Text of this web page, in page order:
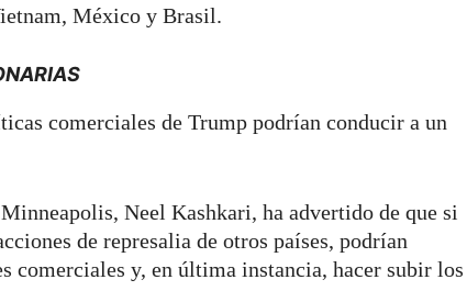
México y Brasil.
comerciales de Trump podrían conducir a un
Neel Kashkari, ha advertido de que si
de represalia de otros países, podrían
comerciales y, en última instancia, hacer subir los